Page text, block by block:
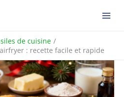
de cuisine
: recette facile et rapide